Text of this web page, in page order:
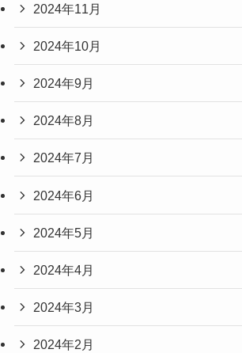
2024年11月
2024年10月
2024年9月
2024年8月
2024年7月
2024年6月
2024年5月
2024年4月
2024年3月
2024年2月